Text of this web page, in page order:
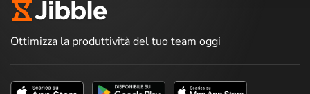
Ottimizza la produttività del tuo team oggi